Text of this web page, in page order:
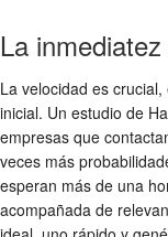
La
La velocidad es
inicial. Un estudio de
empresas que
veces más
esperan más de una
acompañada de